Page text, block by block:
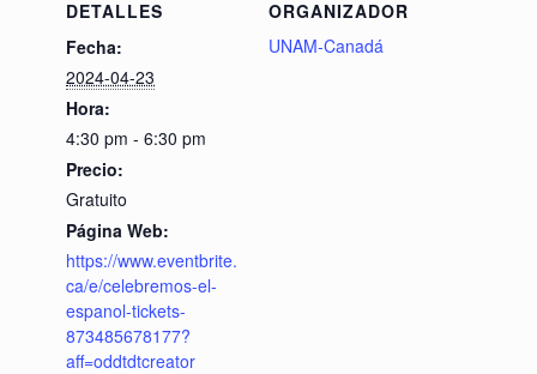
DETALLES
Fecha:
2024-04-23
Hora:
4:30 pm - 6:30 pm
Precio:
Gratuito
Página Web:
https://www.eventbrite.
ca/e/celebremos-el-
espanol-tickets-
873485678177?
aff=oddtdtcreator
ORGANIZADOR
UNAM-Canadá